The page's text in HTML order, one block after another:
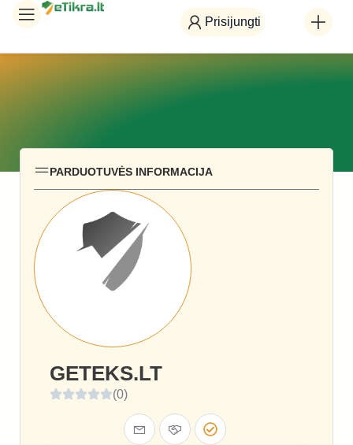
Prisijungti
PARDUOTUVĖS INFORMACIJA
GETEKS.LT
(0)